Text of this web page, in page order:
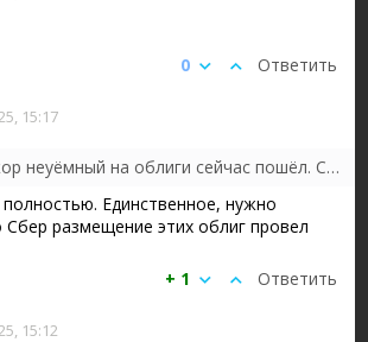
Ответить
0
15:17
N F, тут такой жор неуёмный на облиги сейчас пошёл. Сметают всё. Но я в сторонке постою. 15,5 % на 1,5 года — такое себе…
полностью. Единственное, нужно
Сбер размещение этих облиг провел
Ответить
+ 1
15:12